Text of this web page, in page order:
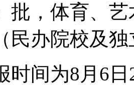
批，体育、
民办院校及
时间为8月6